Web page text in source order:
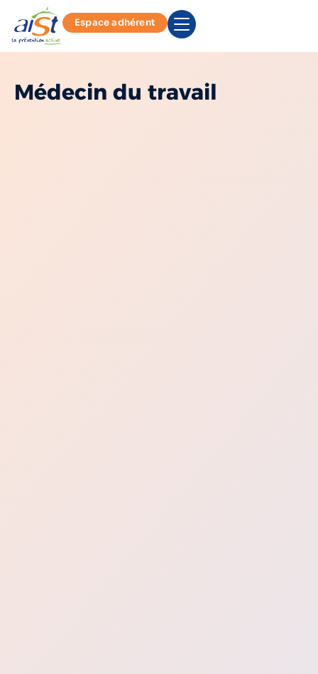
Espace adhérent
Médecin du travail